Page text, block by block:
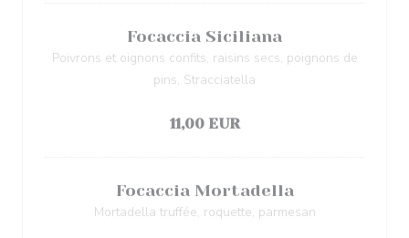
Focaccia Siciliana
Poivrons et oignons confits, raisins secs, poignons de
pins, Stracciatella
11,00 EUR
Focaccia Mortadella
Mortadella truffée, roquette, parmesan